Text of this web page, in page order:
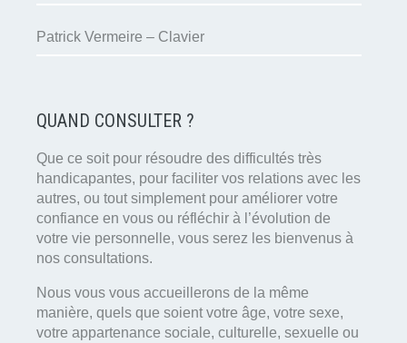
Patrick Vermeire – Clavier
QUAND CONSULTER ?
Que ce soit pour résoudre des difficultés très
handicapantes, pour faciliter vos relations avec les
autres, ou tout simplement pour améliorer votre
confiance en vous ou réfléchir à l’évolution de
votre vie personnelle, vous serez les bienvenus à
nos consultations.
Nous vous vous accueillerons de la même
manière, quels que soient votre âge, votre sexe,
votre appartenance sociale, culturelle, sexuelle ou